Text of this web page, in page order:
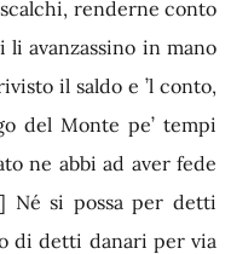
renderne conto
li avanzassino in mano
il saldo e ’l conto,
del Monte pe’ tempi
ne abbi ad aver fede
Né si possa per detti
di detti danari per via